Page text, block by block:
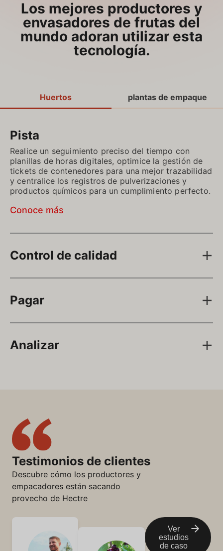
Los mejores productores y
envasadores de frutas del
mundo adoran utilizar esta
tecnología.
Huertos plantas de empaque
Pista
Realice un seguimiento preciso del tiempo con
planillas de horas digitales, optimice la gestión de
tickets de contenedores para una mejor trazabilidad
y centralice los registros de pulverizaciones y
productos químicos para un cumplimiento perfecto.
Conoce más
Control de calidad
Pagar
Analizar
Testimonios de clientes
Descubre cómo los productores y
empacadores están sacando
provecho de Hectre
Ver
estudios
de caso